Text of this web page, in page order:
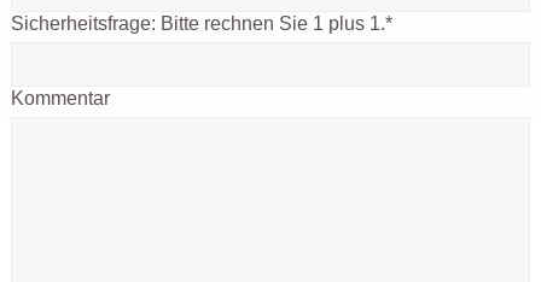
Sicherheitsfrage: Bitte rechnen Sie 1 plus 1.*
Kommentar